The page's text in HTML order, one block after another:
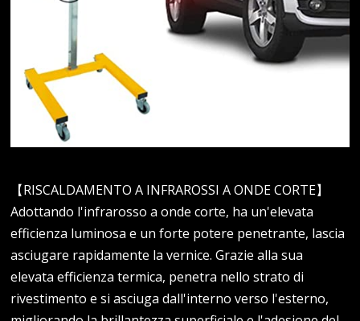
【RISCALDAMENTO A INFRAROSSI A ONDE CORTE】
Adottando l'infrarosso a onde corte, ha un'elevata
efficienza luminosa e un forte potere penetrante, lascia
asciugare rapidamente la vernice. Grazie alla sua
elevata efficienza termica, penetra nello strato di
rivestimento e si asciuga dall'interno verso l'esterno,